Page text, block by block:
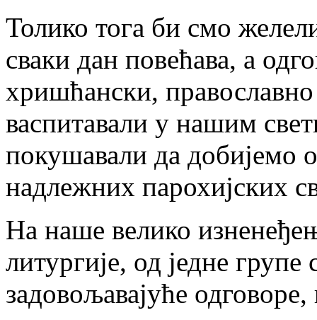
Толико тога би смо
сваки дан повећава, а
хришћански,
васпитавали у нашим
покушавали да добијемо
надлежних парохијских
На наше велико
литургије, од једне
задовољавајуће одговоре,